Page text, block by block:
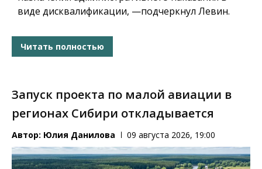
виде дисквалификации, —подчеркнул Левин.
Читать полностью
Запуск проекта по малой авиации в
регионах Сибири откладывается
Автор: Юлия Данилова 09 августа 2026, 19:00